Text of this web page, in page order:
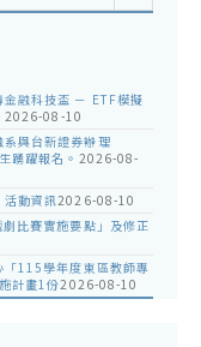
融科技盃 － ETF模擬
2026-08-10
與台新證券辦理
踴躍報名。 2026-08-
活動資訊2026-08-10
比賽實施要點」及修正
115學年度東區教師專
計畫1份2026-08-10